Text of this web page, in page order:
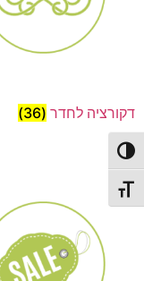
הפעל/כבה ניגודיות גבוהה
מתג גודל גופן
דקורציה לחדר (36)